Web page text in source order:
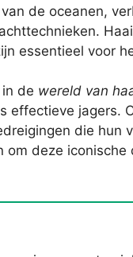
van de oceanen,
essentieel voor
de wereld van
effectieve jagers.
die hun
om deze